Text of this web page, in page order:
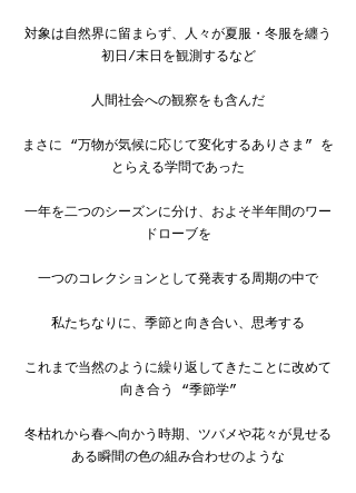
対象は自然界に留まらず、人々が夏服・冬服を纏う
初日/末日を観測するなど
人間社会への観察をも含んだ
まさに “万物が気候に応じて変化するありさま” を
とらえる学問であった
一年を二つのシーズンに分け、およそ半年間のワー
ドローブを
一つのコレクションとして発表する周期の中で
私たちなりに、季節と向き合い、思考する
これまで当然のように繰り返してきたことに改めて
向き合う “季節学”
冬枯れから春へ向かう時期、ツバメや花々が見せる
ある瞬間の色の組み合わせのような